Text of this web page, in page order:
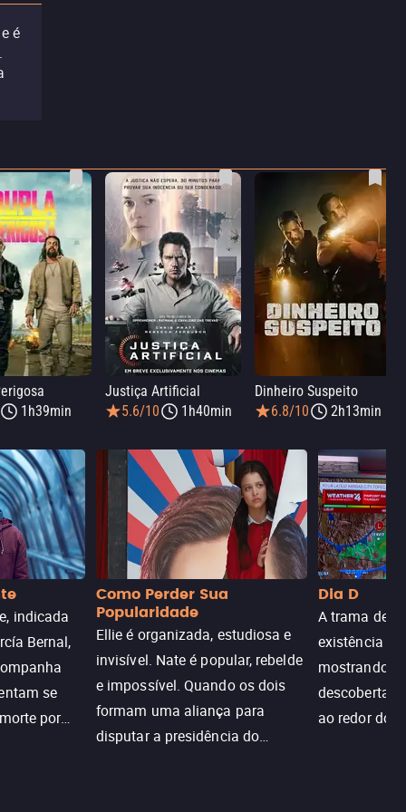
é
1h39min
Justiça Artificial
5.6/10
1h40min
Dinheiro Suspeito
6.8/10
2h13min
indicada
Bernal,
se
por
Como Perder Sua
Popularidade
Ellie é organizada, estudiosa e
invisível. Nate é popular, rebelde
e impossível. Quando os dois
formam uma aliança para
disputar a presidência do
Dia D
A trama de
existência
mostrando
descoberta
ao redor do